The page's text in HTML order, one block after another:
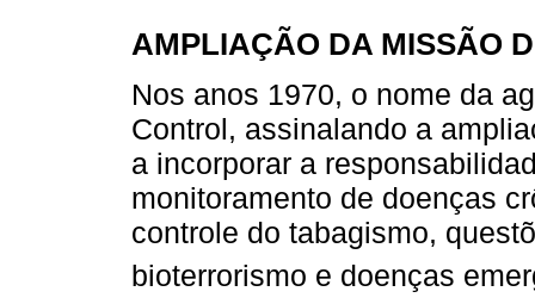
AMPLIAÇÃO DA MISSÃO
Nos anos 1970, o nome da
Control, assinalando a
a incorporar a
monitoramento de doenças
controle do tabagismo,
bioterrorismo e doenças